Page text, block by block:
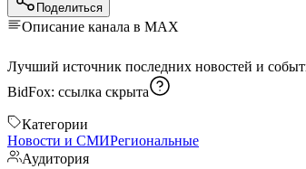
Поделиться
Описание канала в MAX
BidFox: ссылка скрыта
Категории
Новости и СМИРегиональные
Аудитория